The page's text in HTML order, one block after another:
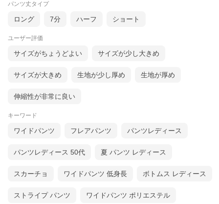
パンツ丈タイプ
ロング 7分 ハーフ ショート
ユーザー評価
サイズがちょうどよい サイズが少し大きめ
サイズが大きめ 生地が少し厚め 生地が厚め
伸縮性が非常に良い
キーワード
ワイドパンツ フレアパンツ パンツレディース
パンツレディース 50代 夏 パンツ レディース
スカーチョ ワイドパンツ 低身長 ボトムス レディース
ストライプ パンツ ワイドパンツ ポリエステル